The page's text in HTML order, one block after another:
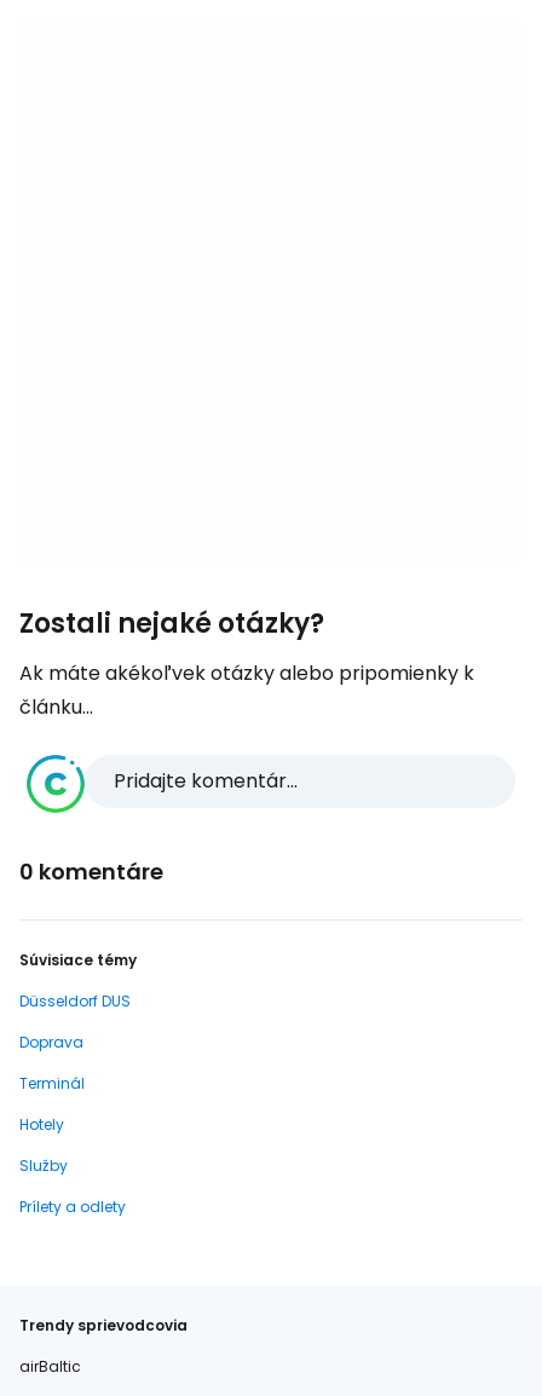
Zostali nejaké otázky?
Ak máte akékoľvek otázky alebo pripomienky k
článku...
Pridajte komentár...
0 komentáre
Súvisiace témy
Düsseldorf DUS
Doprava
Terminál
Hotely
Služby
Prílety a odlety
Trendy sprievodcovia
airBaltic